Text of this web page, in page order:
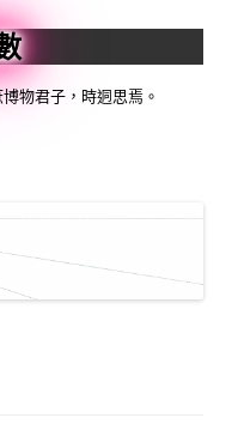
物君子，時迵思焉。